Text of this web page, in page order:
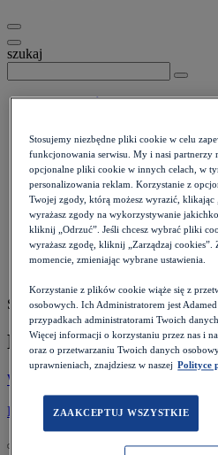
szukaj
Strona główna >
Choroby i objawy
>
Alergie >
Marsz alergiczny
Szacowany czas czytania: 12 minut
Marsz alergiczny
Wróć do listy
Dr n. med. Bartosz Zawadzki
Stosujemy niezbędne pliki cookie w celu
funkcjonowania serwisu. My i nasi partnerzy
opcjonalne pliki cookie w innych celach, w
personalizowania reklam. Korzystanie z
Twojej zgody, którą możesz wyrazić, klikając
wyrażasz zgody na wykorzystywanie
kliknij „Odrzuć”. Jeśli chcesz wybrać pliki
wyrażasz zgodę, kliknij „Zarządzaj cookies”.
momencie, zmieniając wybrane ustawienia.
Korzystanie z plików cookie wiąże się z
osobowych. Ich Administratorem jest
przypadkach administratorami Twoich
Więcej informacji o korzystaniu przez nas i
oraz o przetwarzaniu Twoich danych
uprawnieniach, znajdziesz w naszej Polityce
ZAAKCEPTUJ WSZYSTKIE